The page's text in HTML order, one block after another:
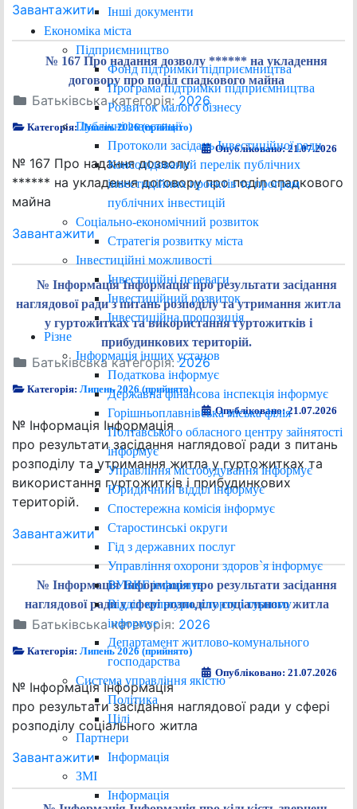
Інші документи
Економіка міста
Підприємництво
Фонд підтримки підприємництва
Програма підтримки підприємництва
Розвиток малого бізнесу
Публічні інвестиції
Протоколи засідань Інвестиційної ради
Консолідований перелік публічних
інвестиційних проектів та програм
публічних інвестицій
Соціально-економічний розвиток
Стратегія розвитку міста
Інвестиційні можливості
Інвестиційні переваги
Інвестиційний розвиток
Інвестиційна пропозиція
Різне
Інформація інших установ
Податкова інформує
Державна фінансова інспекція інформує
Горішньоплавнівська міська філія
Полтавського обласного центру зайнятості
інформує
Управління містобудування інформує
Юридичний відділ інформує
Спостережна комісія інформує
Старостинські округи
Гід з державних послуг
Управління охорони здоров`я інформує
ВУВКГ інформує
Відділ культури, спорту і туризму
інформує
Департамент житлово-комунального
господарства
Система управління якістю
Політика
Цілі
Партнери
Інформація
ЗМІ
Інформація
Завантажити
№ 167 Про надання дозволу ****** на укладення
договору про поділ спадкового майна
Батьківська категорія: 2026
Категорія:Липень 2026 (прийнято)
Опубліковано: 21.07.2026
№ 167 Про надання дозволу
****** на укладення договору про поділ спадкового
майна
Завантажити
№ Інформація Інформація про результати засідання
наглядової ради з питань розподілу та утримання житла
у гуртожитках та використання гуртожитків і
прибудинкових територій.
Батьківська категорія:2026
Категорія:Липень 2026 (прийнято)
Опубліковано: 21.07.2026
№ Інформація Інформація
про результати засідання наглядової ради з питань
розподілу та утримання житла у гуртожитках та
використання гуртожитків і прибудинкових
територій.
Завантажити
№ Інформація Інформація про результати засідання
наглядової ради у сфері розподілу соціального житла
Батьківська категорія: 2026
Категорія:Липень 2026 (прийнято)
Опубліковано: 21.07.2026
№ Інформація Інформація
про результати засідання наглядової ради у сфері
розподілу соціального житла
Завантажити